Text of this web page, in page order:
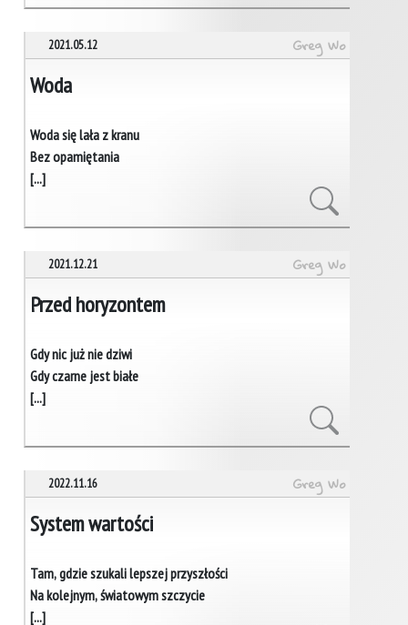
Greg Wo
2021.05.12
Woda
Woda się lała z kranu
Bez opamiętania
[...]
Greg Wo
2021.12.21
Przed horyzontem
Gdy nic już nie dziwi
Gdy czarne jest białe
[...]
Greg Wo
2022.11.16
System wartości
Tam, gdzie szukali lepszej przyszłości
Na kolejnym, światowym szczycie
[...]